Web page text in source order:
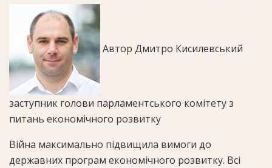
Автор Дмитро Кисилевський
заступник голови парламентського комітету з
питань економічного розвитку
Війна максимально підвищила вимоги до
державних програм економічного розвитку. Всі